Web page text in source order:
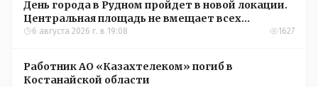
День города в Рудном пройдет в новой локации.
Центральная площадь не вмещает всех
желающих
6 августа 2026 г. в 19:08 1627
Работник АО «Казахтелеком» погиб в
Костанайской области